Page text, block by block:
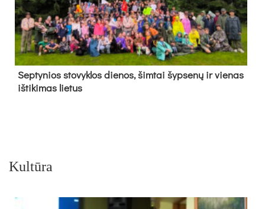
Sep­ty­nios sto­vyk­los die­nos, šim­tai šyp­se­nų ir vie­nas
iš­ti­ki­mas lie­tus
Kultūra